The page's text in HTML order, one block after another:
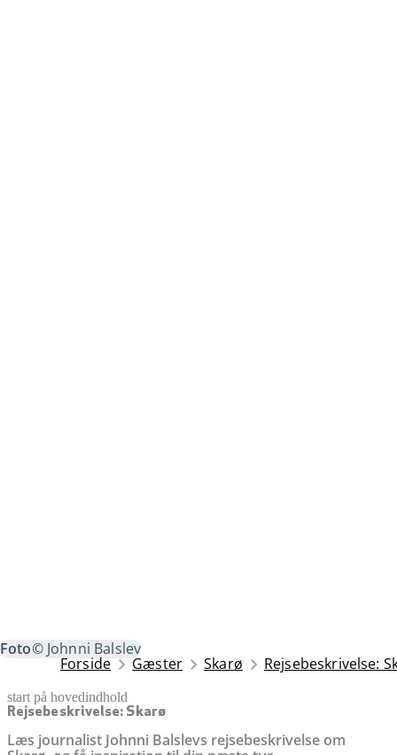
Foto© Johnni Balslev
Forside Gæster Skarø Rejsebeskrivelse:
start på hovedindhold
Rejsebeskrivelse: Skarø
Læs journalist Johnni Balslevs rejsebeskrivelse om
senest opdateret 10. december 2025